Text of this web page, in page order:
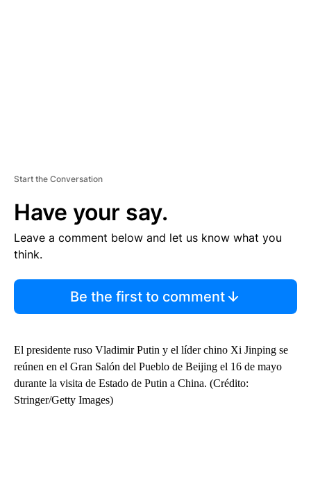
Start the Conversation
Have your say.
Leave a comment below and let us know what you
think.
Be the first to comment
El presidente ruso Vladimir Putin y el líder chino Xi Jinping se
reúnen en el Gran Salón del Pueblo de Beijing el 16 de mayo
durante la visita de Estado de Putin a China. (Crédito:
Stringer/Getty Images)